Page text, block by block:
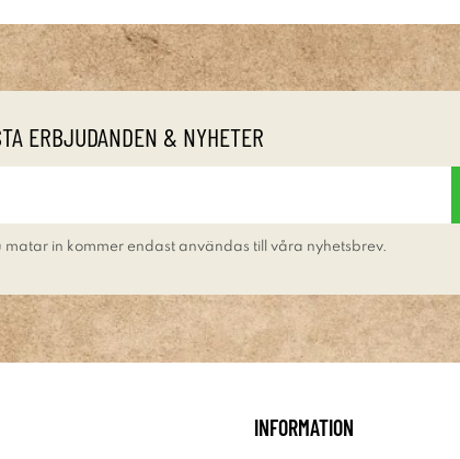
ERBJUDANDEN & NYHETER
matar in kommer endast användas till våra nyhetsbrev.
INFORMATION